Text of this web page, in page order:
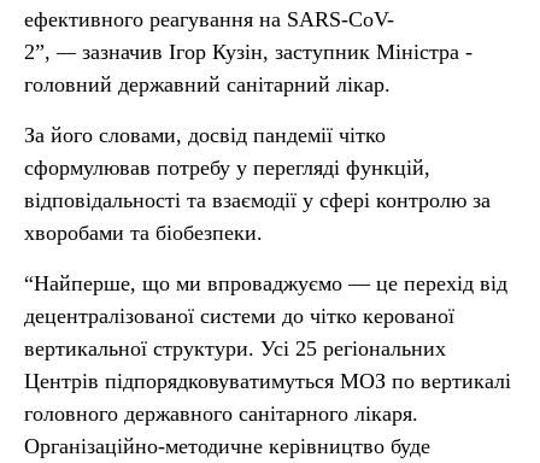
ефективного реагування на SARS-CoV-
2”, — зазначив Ігор Кузін, заступник Міністра -
головний державний санітарний лікар.
За його словами, досвід пандемії чітко
сформулював потребу у перегляді функцій,
відповідальності та взаємодії у сфері контролю за
хворобами та біобезпеки.
“Найперше, що ми впроваджуємо — це перехід від
децентралізованої системи до чітко керованої
вертикальної структури. Усі 25 регіональних
Центрів підпорядковуватимуться МОЗ по вертикалі
головного державного санітарного лікаря.
Організаційно-методичне керівництво буде